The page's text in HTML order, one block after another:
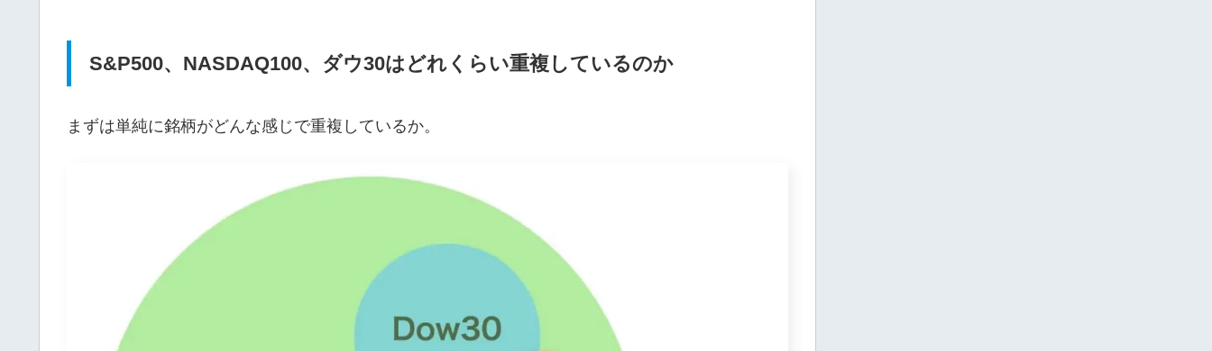
S&P500、NASDAQ100、ダウ30はどれくらい重複しているのか
まずは単純に銘柄がどんな感じで重複しているか。